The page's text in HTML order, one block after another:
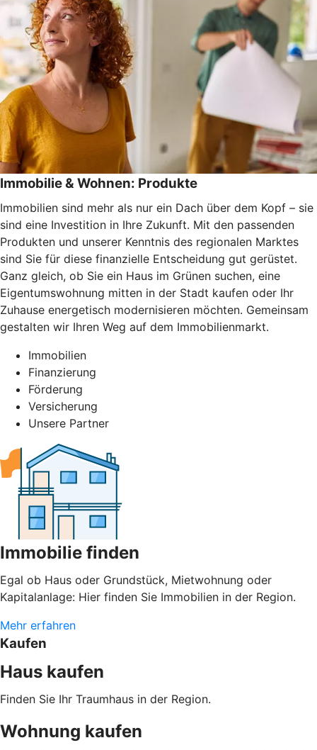
Immobilie & Wohnen: Produkte
Immobilien sind mehr als nur ein Dach über dem Kopf – sie
sind eine Investition in Ihre Zukunft. Mit den passenden
Produkten und unserer Kenntnis des regionalen Marktes
sind Sie für diese finanzielle Entscheidung gut gerüstet.
Ganz gleich, ob Sie ein Haus im Grünen suchen, eine
Eigentumswohnung mitten in der Stadt kaufen oder Ihr
Zuhause energetisch modernisieren möchten. Gemeinsam
gestalten wir Ihren Weg auf dem Immobilienmarkt.
Immobilien
Finanzierung
Förderung
Versicherung
Unsere Partner
Immobilie finden
Egal ob Haus oder Grundstück, Mietwohnung oder
Kapitalanlage: Hier finden Sie Immobilien in der Region.
Mehr erfahren
Kaufen
Haus kaufen
Finden Sie Ihr Traumhaus in der Region.
Wohnung kaufen